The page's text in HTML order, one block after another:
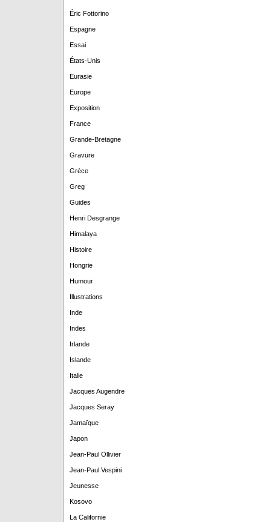
Éric Fottorino
Espagne
Essai
États-Unis
Eurasie
Europe
Exposition
France
Grande-Bretagne
Gravure
Grèce
Greg
Guides
Henri Desgrange
Himalaya
Histoire
Hongrie
Humour
Illustrations
Inde
Indes
Irlande
Islande
Italie
Jacques Augendre
Jacques Seray
Jamaïque
Japon
Jean-Paul Ollivier
Jean-Paul Vespini
Jeunesse
Kosovo
La Californie